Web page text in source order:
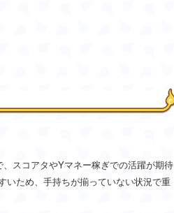
スコアタやYマネー稼ぎでの活躍が期待
いため、手持ちが揃っていない状況で重